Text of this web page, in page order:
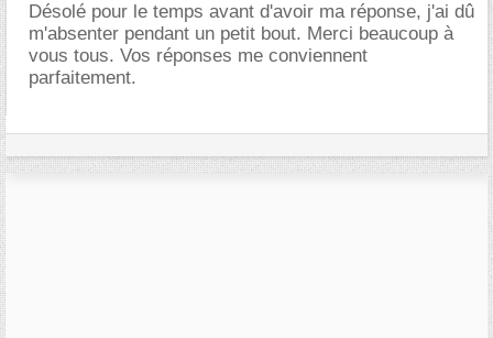
Désolé pour le temps avant d'avoir ma réponse, j'ai dû
m'absenter pendant un petit bout. Merci beaucoup à
vous tous. Vos réponses me conviennent
parfaitement.